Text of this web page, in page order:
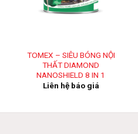
TOMEX – SIÊU BÓNG NỘI
THẤT DIAMOND
NANOSHIELD 8 IN 1
Liên hệ báo giá